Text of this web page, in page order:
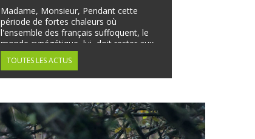
Madame, Monsieur, Pendant cette
période de fortes chaleurs où
l'ensemble des français suffoquent, le
monde cynégétique, lui, doit rester aux
aguets, pour protéger les cultures de
nos...
talkies-
TOUTES LES ACTUS